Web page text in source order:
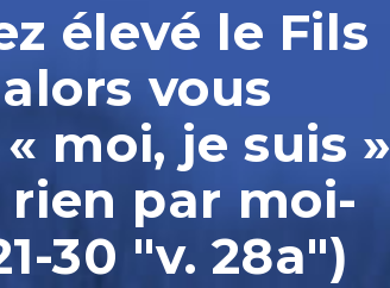
élevé le Fils
vous
moi, je suis »
par moi-
30 "v. 28a")